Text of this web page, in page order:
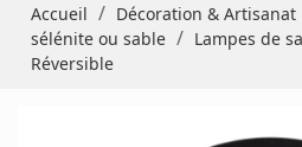
Accueil Décoration & Artisanat
sélénite ou sable
Lampes de
Réversible